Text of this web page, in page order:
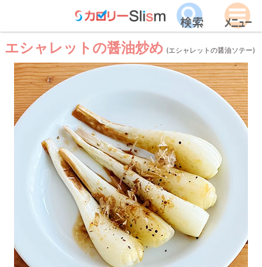
エシャレットの醤油炒め (エシャレットの醤油ソテー)